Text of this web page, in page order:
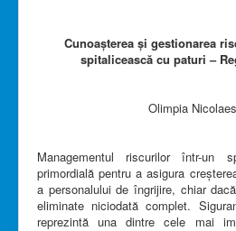
Cunoașterea și gestionarea
spitalicească cu paturi –
Olimpia
Managementul riscurilor într-un
primordială pentru a asigura
a personalului de îngrijire, chiar
eliminate niciodată complet.
reprezintă una dintre cele mai